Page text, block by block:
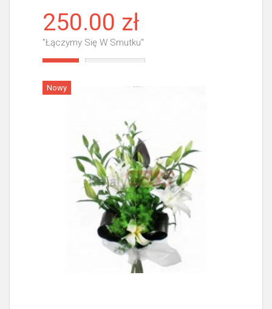
250.00 zł
"Łączymy Się W Smutku"
Nowy